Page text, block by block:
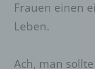
Frauen einen
Leben.
Ach, man
auf Ihrem
abspeichert.
werden. Sie